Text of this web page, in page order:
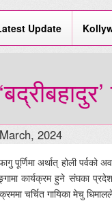
Update
2024
फागु पूर्णिमा अर्थात् होली
कार्यक्रम हुने संघका
चर्चित गायिका मेचु